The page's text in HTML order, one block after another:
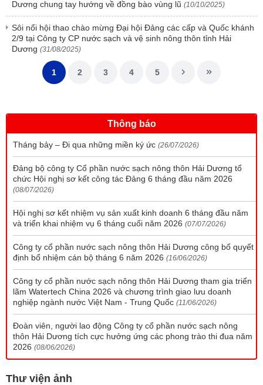
Dương chung tay hướng về đồng bào vùng lũ (10/10/2025)
Sôi nổi hội thao chào mừng Đại hội Đảng các cấp và Quốc khánh
2/9 tại Công ty CP nước sạch và vệ sinh nông thôn tỉnh Hải
Dương (31/08/2025)
1 2 3 4 5
Thông báo
Tháng bảy – Đi qua những miền ký ức (26/07/2026)
Đảng bộ công ty Cổ phần nước sạch nông thôn Hải Dương tổ
chức Hội nghị sơ kết công tác Đảng 6 tháng đầu năm 2026
(08/07/2026)
Hội nghị sơ kết nhiệm vụ sản xuất kinh doanh 6 tháng đầu năm
và triển khai nhiệm vụ 6 tháng cuối năm 2026 (07/07/2026)
Công ty cổ phần nước sạch nông thôn Hải Dương công bố quyết
định bổ nhiệm cán bộ tháng 6 năm 2026 (16/06/2026)
Công ty cổ phần nước sạch nông thôn Hải Dương tham gia triển
lãm Watertech China 2026 và chương trình giao lưu doanh
nghiệp ngành nước Việt Nam - Trung Quốc (11/06/2026)
Đoàn viên, người lao động Công ty cổ phần nước sạch nông
thôn Hải Dương tích cực hưởng ứng các phong trào thi đua năm
2026 (08/06/2026)
Thư viện ảnh